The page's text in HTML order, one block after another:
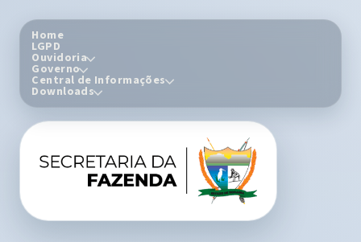
Home
LGPD
Ouvidoria
Governo
Central de Informações
Downloads